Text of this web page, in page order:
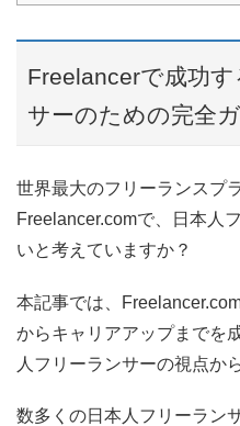
Freelancerで成功
サーのための完全
世界最大のフリーランスプ
Freelancer.comで、日本人
いと考えていますか？
本記事では、
からキャリアアップまでを
人フリーランサーの視点か
数多くの日本人フリーラン